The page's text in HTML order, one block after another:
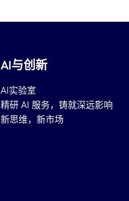
AI与创新
AI实验室
精研 AI 服务，铸就深远影响
新思维，新市场